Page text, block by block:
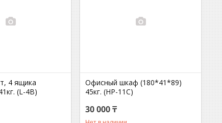
4 ящика
(L-4B)
Офисный шкаф (180*41*89)
45кг. (HP-11C)
30 000 ₸